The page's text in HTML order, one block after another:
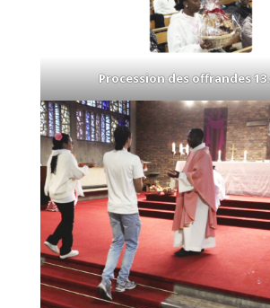
Procession des offrandes